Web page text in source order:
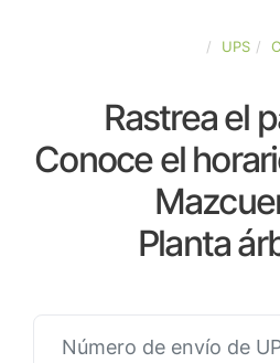
UPS
Rastrea el
Conoce el
Planta